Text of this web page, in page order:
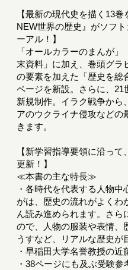
【最新の現代史を描く13
NEW世界の歴史』がソフ
ーアル！】
「オールカラーのまんが
末資料」に加え、巻頭グラ
の要素を加えた「歴史を
ページを新設。さらに、21
新規制作。イラク戦争から
アのウクライナ侵攻などの
きます。
【新学習指導要領に沿っ
更新！】
≪本書の主な特長≫
・各時代を代表する人物
がは、歴史の流れがよくわ
ん読み進められます。さら
ので、人物の服装や表情、
うすなど、リアルな歴史が
・早稲田大学名誉教授の近
・38ページにも及ぶ受験